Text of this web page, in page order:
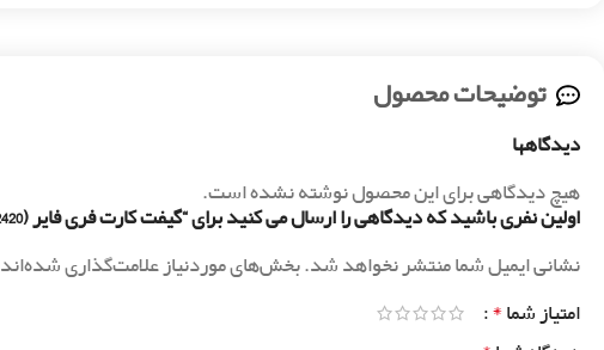
توضیحات محصول
دیدگاهها
هیچ دیدگاهی برای این محصول نوشته نشده است.
اولین نفری باشید که دیدگاهی را ارسال می کنید برای “گیفت کارت فری فایر (2420جم)”
نشانی ایمیل شما منتشر نخواهد شد.بخش‌های موردنیاز علامت‌گذاری شده‌اند
امتیاز شما*